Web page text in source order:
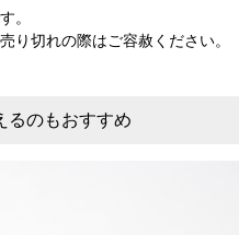
。
り切れの際はご容赦ください。
るのもおすすめ